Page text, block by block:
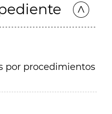
por procedimientos